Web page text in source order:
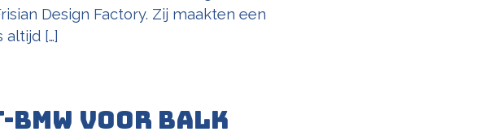
Design Factory. Zij maakten een
[…]
voor Balk